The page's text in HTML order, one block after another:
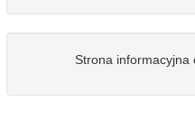
Strona informacyjna